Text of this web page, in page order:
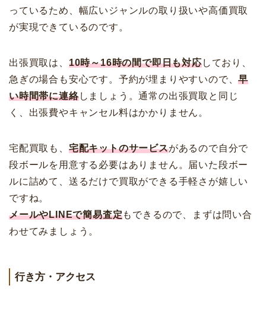
っているため、幅広いジャンルの取り扱いや高価買取
が実現できているのです。
出張買取は、 10時～16時の間で即日も対応しており、
急ぎの場合も安心です。予約が埋まりやすいので、早
い時間帯に連絡しましょう。通常の出張買取と同じ
く、出張費やキャンセル料はかかりません。
宅配買取も、 宅配キットのサービスがあるので自分で
段ボールを用意する必要はありません。届いた段ボー
ルに詰めて、送るだけで買取ができる手軽さが嬉しい
ですね。
メールやLINEで簡易査定もできるので、まずは問い合
わせてみましょう。
行き方・アクセス